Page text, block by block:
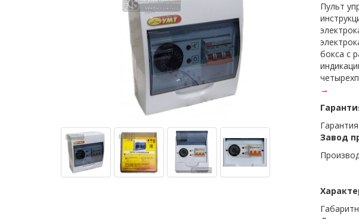
Пульт
бокса с
→
Гарантия
Завод